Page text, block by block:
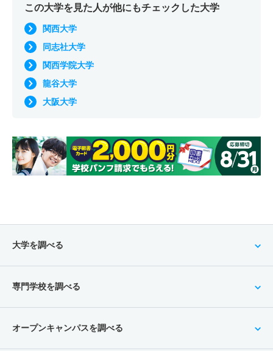
この大学を見た人が他にもチェックした大学
関西大学
同志社大学
関西学院大学
龍谷大学
大阪大学
大学を調べる
専門学校を調べる
オープンキャンパスを調べる